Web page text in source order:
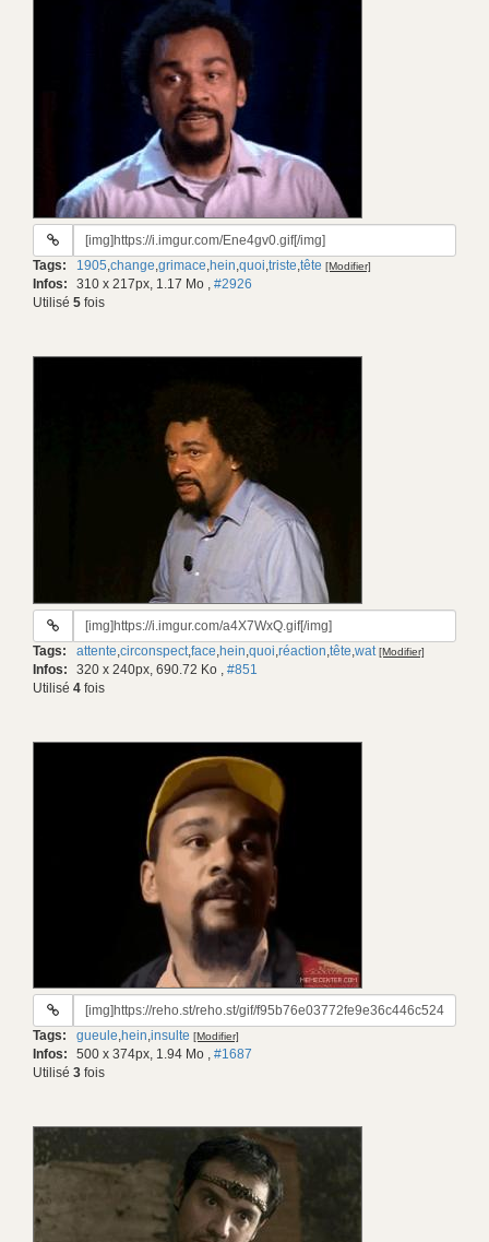
URL
gif:
Tags: 1905,change,grimace,hein,quoi,triste,tête [Modifier]
Infos: 310 x 217px, 1.17 Mo , #2926
Utilisé 5 fois
URL
gif:
Tags: attente,circonspect,face,hein,quoi,réaction,tête,wat [Modifier]
Infos: 320 x 240px, 690.72 Ko , #851
Utilisé 4 fois
URL
gif:
Tags: gueule,hein,insulte [Modifier]
Infos: 500 x 374px, 1.94 Mo , #1687
Utilisé 3 fois